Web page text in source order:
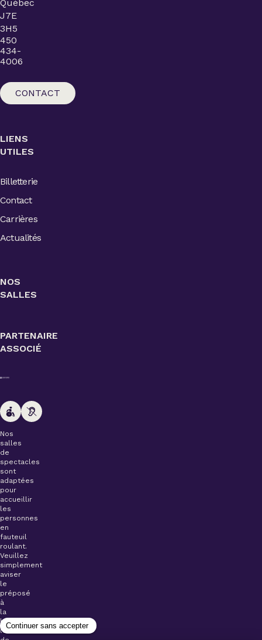
Québec
J7E
3H5
450
434-
4006
CONTACT
LIENS
UTILES
Billetterie
Contact
Carrières
Actualités
NOS
SALLES
PARTENAIRE
ASSOCIÉ
Nos
salles
de
spectacles
sont
adaptées
pour
accueillir
les
personnes
en
fauteuil
roulant.
Veuillez
simplement
aviser
le
préposé
à
la
billetterie
lors